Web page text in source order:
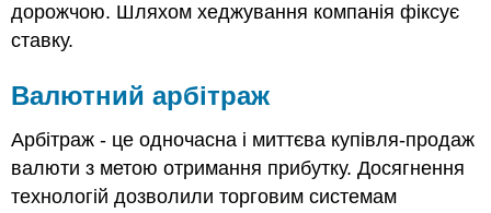
дорожчою. Шляхом хеджування компанія фіксує
ставку.
Валютний арбітраж
Арбітраж - це одночасна і миттєва купівля-продаж
валюти з метою отримання прибутку. Досягнення
технологій дозволили торговим системам